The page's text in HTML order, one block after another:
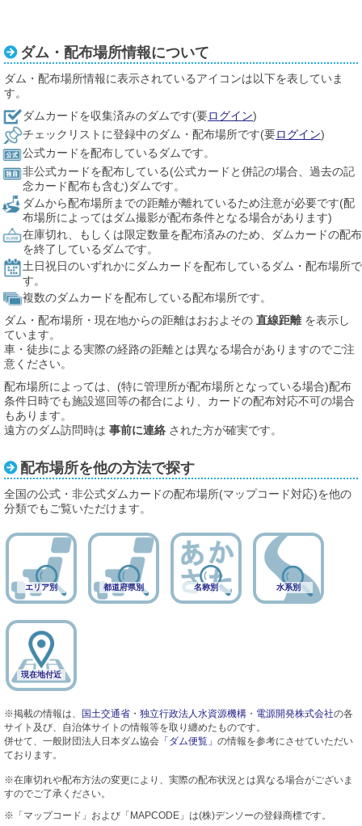
ダム・配布場所情報について
ダム・配布場所情報に表示されているアイコンは以下を表していま
す。
ダムカードを収集済みのダムです(要ログイン)
チェックリストに登録中のダム・配布場所です(要ログイン)
公式カードを配布しているダムです。
非公式カードを配布している(公式カードと併記の場合、過去の記
念カード配布も含む)ダムです。
ダムから配布場所までの距離が離れているため注意が必要です(配
布場所によってはダム撮影が配布条件となる場合があります)
在庫切れ、もしくは限定数量を配布済みのため、ダムカードの配布
を終了しているダムです。
土日祝日のいずれかにダムカードを配布しているダム・配布場所で
す。
複数のダムカードを配布している配布場所です。
ダム・配布場所・現在地からの距離はおおよその 直線距離を表示し
ています。
車・徒歩による実際の経路の距離とは異なる場合がありますのでご注
意ください。
配布場所によっては、(特に管理所が配布場所となっている場合)配布
条件日時でも施設巡回等の都合により、カードの配布対応不可の場合
もあります。
遠方のダム訪問時は 事前に連絡 された方が確実です。
配布場所を他の方法で探す
全国の公式・非公式ダムカードの配布場所(マップコード対応)を他の
分類でもご覧いただけます。
エリア別 都道府県別 名称別 水系別
現在地付近
※掲載の情報は、 国土交通省 ・ 独立行政法人水資源機構 ・ 電源開発株式会社の各
サイト及び、自治体サイトの情報等を取り纏めたものです。
併せて、一般財団法人日本ダム協会 「ダム便覧」 の情報を参考にさせていただい
ております。
※在庫切れや配布方法の変更により、実際の配布状況とは異なる場合がございま
すのでご了承ください。
※「マップコード」および「MAPCODE」は(株)デンソーの登録商標です。